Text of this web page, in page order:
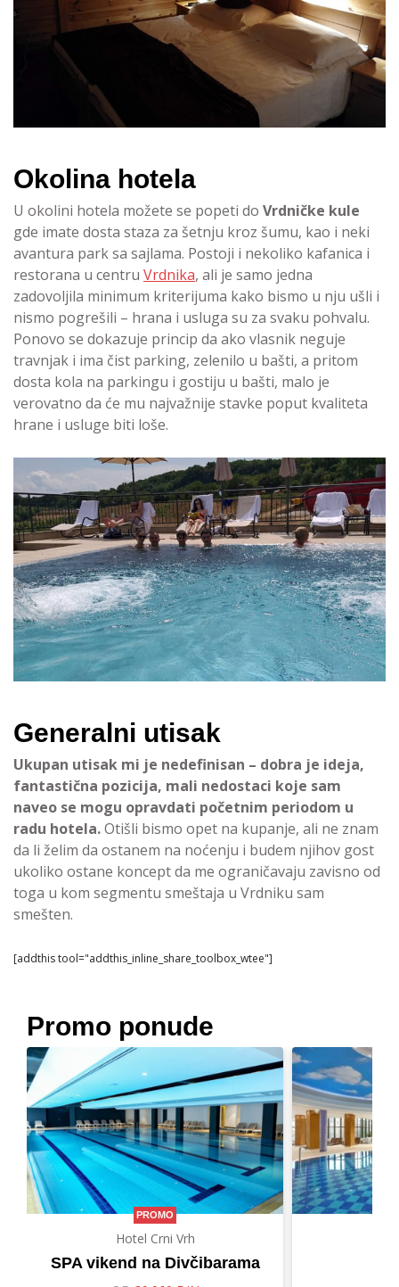
Okolina hotela
U okolini hotela možete se popeti do Vrdničke kule
gde imate dosta staza za šetnju kroz šumu, kao i neki
avantura park sa sajlama. Postoji i nekoliko kafanica i
restorana u centru Vrdnika, ali je samo jedna
zadovoljila minimum kriterijuma kako bismo u nju ušli i
nismo pogrešili – hrana i usluga su za svaku pohvalu.
Ponovo se dokazuje princip da ako vlasnik neguje
travnjak i ima čist parking, zelenilo u bašti, a pritom
dosta kola na parkingu i gostiju u bašti, malo je
verovatno da će mu najvažnije stavke poput kvaliteta
hrane i usluge biti loše.
Generalni utisak
Ukupan utisak mi je nedefinisan – dobra je ideja,
fantastična pozicija, mali nedostaci koje sam
naveo se mogu opravdati početnim periodom u
radu hotela.Otišli bismo opet na kupanje, ali ne znam
da li želim da ostanem na noćenju i budem njihov gost
ukoliko ostane koncept da me ograničavaju zavisno od
toga u kom segmentu smeštaja u Vrdniku sam
smešten.
[addthis tool="addthis_inline_share_toolbox_wtee"]
Promo ponude
PROMO
Hotel Crni Vrh
SPA vikend na Divčibarama